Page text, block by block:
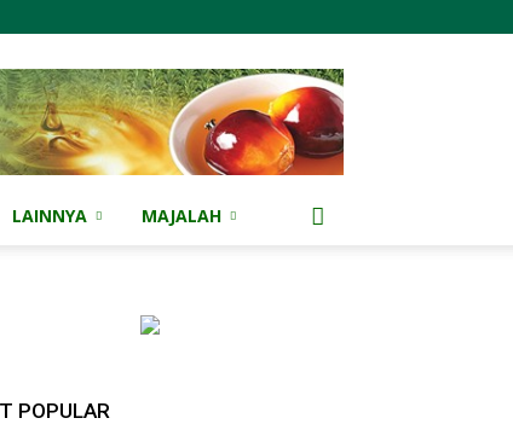
LAINNYA MAJALAH
POPULAR